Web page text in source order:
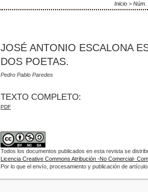
Inicio> Núm.
JOSÉ ANTONIO ESCALONA
DOS POETAS.
Pedro Pablo Paredes
TEXTO COMPLETO:
PDF
Todos los documentos publicados en esta revista se
Licencia Creative Commons Atribución -No Comercial-
Por lo que el envío, procesamiento y publicación de